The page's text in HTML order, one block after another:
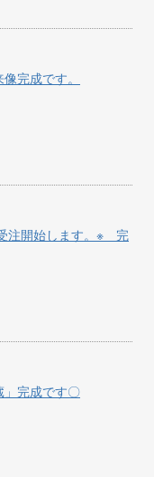
完成です。
注開始します。※ 完
」完成です〇